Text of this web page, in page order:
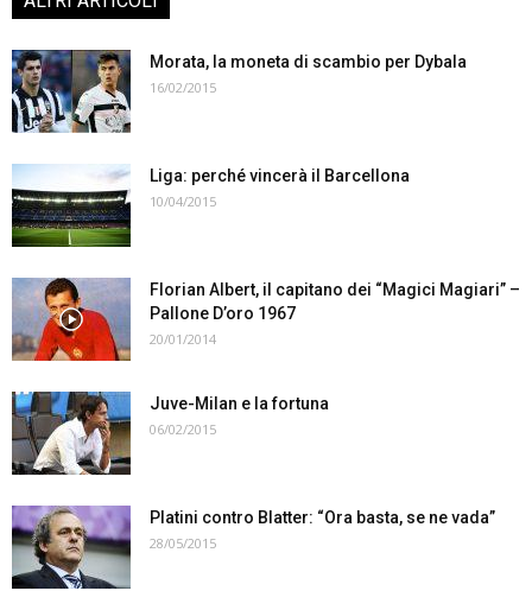
Morata, la moneta di scambio per Dybala
16/02/2015
Liga: perché vincerà il Barcellona
10/04/2015
Florian Albert, il capitano dei “Magici Magiari” –
Pallone D’oro 1967
20/01/2014
Juve-Milan e la fortuna
06/02/2015
Platini contro Blatter: “Ora basta, se ne vada”
28/05/2015